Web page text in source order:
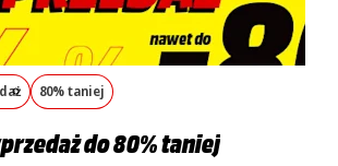
80% taniej
do 80% taniej